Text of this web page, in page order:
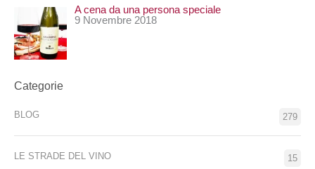
A cena da una persona speciale
9 Novembre 2018
Categorie
BLOG 279
LE STRADE DEL VINO 15